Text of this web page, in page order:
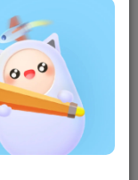
络，仅供试玩体
→→→正版购买
横版闯关解谜游